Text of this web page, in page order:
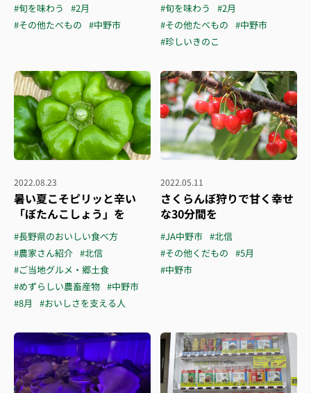
#旬を味わう
#2月
#その他たべもの #中野市
#旬を味わう
#2月
#その他たべもの #中野市
#珍しいきのこ
2022.08.23
暑い夏こそピリッと辛い
「ぼたんこしょう」を
#長野県のおいしい食べ方
#農家さん紹介 #北信
#ご当地グルメ・郷土食
#めずらしい農畜産物 #中野市
#8月
#おいしさを支える人
2022.05.11
さくらんぼ狩りで甘く幸せ
な30分間を
#JA中野市 #北信
#その他くだもの #5月
#中野市